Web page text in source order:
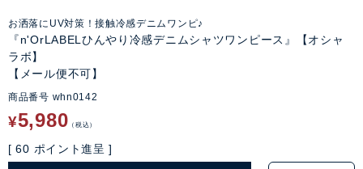
お洒落にUV対策！接触冷感デニムワンピ♪
『n'OrLABELひんやり冷感デニムシャツワンピース』【オシャ
ラボ】
【メール便不可】
商品番号 whn0142
¥5,980 税込
[ 60 ポイント進呈 ]